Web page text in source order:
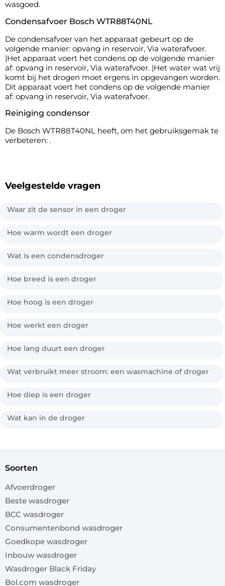
wasgoed.
Condensafvoer Bosch WTR88T40NL
De condensafvoer van het apparaat gebeurt op de
volgende manier: opvang in reservoir, Via waterafvoer.
|Het apparaat voert het condens op de volgende manier
af: opvang in reservoir, Via waterafvoer. |Het water wat vrij
komt bij het drogen moet ergens in opgevangen worden.
Dit apparaat voert het condens op de volgende manier
af: opvang in reservoir, Via waterafvoer.
Reiniging condensor
De Bosch WTR88T40NL heeft, om het gebruiksgemak te
verbeteren: .
Veelgestelde vragen
Waar zit de sensor in een droger
Hoe warm wordt een droger
Wat is een condensdroger
Hoe breed is een droger
Hoe hoog is een droger
Hoe werkt een droger
Hoe lang duurt een droger
Wat verbruikt meer stroom: een wasmachine of droger
Hoe diep is een droger
Wat kan in de droger
soorten
Afvoerdroger
Beste wasdroger
BCC wasdroger
Consumentenbond wasdroger
Goedkope wasdroger
Inbouw wasdroger
Wasdroger Black Friday
Bol.com wasdroger